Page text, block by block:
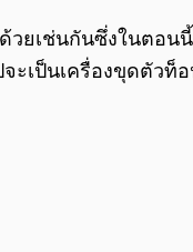
วยเช่นกันซึ่งในตอน
ะเป็นเครื่องขุดตัว